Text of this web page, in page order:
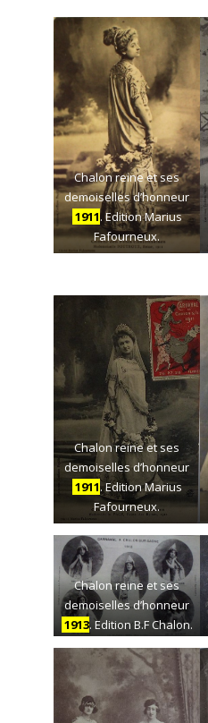
Chalon reine et ses
demoiselles d’honneur
1911. Edition Marius
Fafourneux.
Chalon reine et ses
demoiselles d’honneur
1911. Edition Marius
Fafourneux.
Chalon reine et ses
demoiselles d’honneur
1913. Edition B.F Chalon.